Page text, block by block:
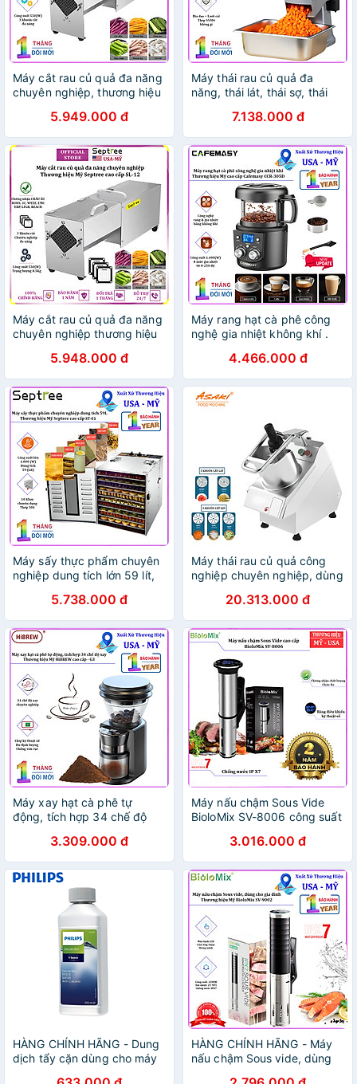
Máy cắt rau củ quả đa năng
chuyên nghiệp, thương hiệu
HÀNG CHÍNH HÃNG
5.949.000 đ
Máy thái rau củ quả đa
năng, thái lát, thái sợ, thái
cấp Septree - GJ817. Hàng
chính hãng
7.138.000 đ
Máy cắt rau củ quả đa năng
chuyên nghiệp thương hiệu
Hàng Nhập Khẩu
5.948.000 đ
Máy rang hạt cà phê công
nghệ gia nhiệt không khí .
Cafemasy CCR-305D. HÀNG
CHÍNH HÃNG
4.466.000 đ
Máy sấy thực phẩm chuyên
nghiệp dung tích lớn 59 lít,
Septree cao cấp ST-01 -
HÀNG CHÍNH HÃNG
5.738.000 đ
Máy thái rau củ quả công
nghiệp chuyên nghiệp, dùng
Thương hiệu Nhật Bản cao
cấp Asaki - VC65MS -
HÀNG CHÍNH HÃNG
20.313.000 đ
Máy xay hạt cà phê tự
động, tích hợp 34 chế độ
HiBREW cao cấp G3 - HÀNG
CHÍNH HÃNG
3.309.000 đ
Máy nấu chậm Sous Vide
BioloMix SV-8006 công suất
động cơ không chổi than
DC- Hàng chính hãng
3.016.000 đ
HÀNG CHÍNH HÃNG - Dung
dịch tẩy cặn dùng cho máy
HÀNG CHÍNH HÃNG - Máy
nấu chậm Sous vide, dùng